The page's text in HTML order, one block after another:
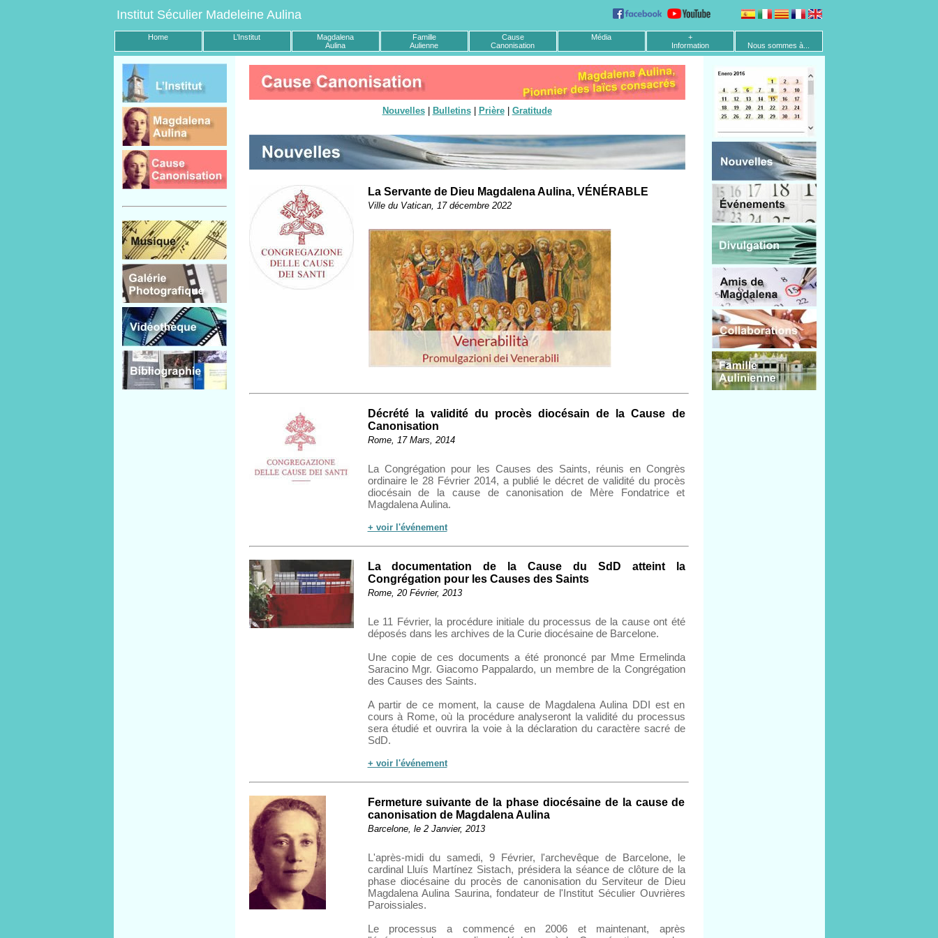
Institut Séculier Madeleine Aulina
Home L’Institut
Magdalena
Aulina
Famille
Aulienne
Cause
Canonisation
Média
+
Information
Nous sommes à...
Nouvelles| Bulletins| Prière| Gratitude
La Servante de Dieu Magdalena Aulina, VÉNÉRABLE
Ville du Vatican, 17 décembre 2022
Décrété la validité du procès diocésain de la Cause de
Canonisation
Rome, 17 Mars, 2014
La Congrégation pour les Causes des Saints, réunis en Congrès
ordinaire le 28 Février 2014, a publié le décret de validité du procès
diocésain de la cause de canonisation de Mère Fondatrice et
Magdalena Aulina.
+ voir l'événement
La documentation de la Cause du SdD atteint la
Congrégation pour les Causes des Saints
Rome, 20 Février, 2013
Le 11 Février, la procédure initiale du processus de la cause ont été
déposés dans les archives de la Curie diocésaine de Barcelone.
Une copie de ces documents a été prononcé par Mme Ermelinda
Saracino Mgr. Giacomo Pappalardo, un membre de la Congrégation
des Causes des Saints.
A partir de ce moment, la cause de Magdalena Aulina DDI est en
cours à Rome, où la procédure analyseront la validité du processus
sera étudié et ouvrira la voie à la déclaration du caractère sacré de
SdD.
+ voir l'événement
Fermeture suivante de la phase diocésaine de la cause de
canonisation de Magdalena Aulina
Barcelone, le 2 Janvier, 2013
L'après-midi du samedi, 9 Février, l'archevêque de Barcelone, le
cardinal Lluís Martínez Sistach, présidera la séance de clôture de la
phase diocésaine du procès de canonisation du Serviteur de Dieu
Magdalena Aulina Saurina, fondateur de l'Institut Séculier Ouvrières
Paroissiales.
Le processus a commencé en 2006 et maintenant, après